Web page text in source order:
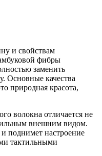
и свойствам
фибры
заменить
Основные качества
природная красота,
волокна отличается не
внешним видом.
поднимет настроение
тактильными